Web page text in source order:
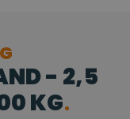
- 2,5
KG